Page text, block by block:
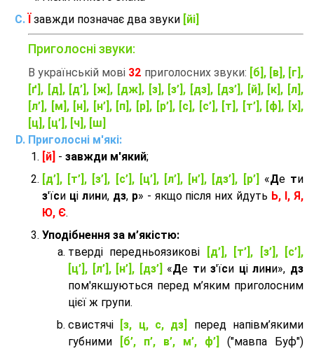
завжди позначає два звуки [йі]
Приголосні звуки:
В українській мові 32 приголосних звуки: [б], [в], [г],
[ґ], [д], [д’], [ж], [дж], [з], [з’], [дз], [дз’], [й], [к], [л],
[л’], [м], [н], [н’], [п], [р], [р’], [с], [с’], [т], [т’], [ф], [х],
[ц], [ц’], [ч], [ш]
Приголосні м'які:
[й] - завжди м'який;
[д’], [т’], [з’], [с’], [ц’], [л’], [н’], [дз’], [р’]
«Де ти
з'їси ці лини, дз, р» - якщо після них йдуть Ь, І, Я,
Ю, Є.
Уподібнення за м’якістю:
тверді передньоязикові
[д’], [т’], [з’], [с’],
[ц’], [л’], [н’], [дз’] «Де тиз'їси цілини», дз
пом'якшуються перед м’яким приголосним
цієї ж групи.
cвистячі
[з, ц, с, дз]
перед напівм’якими
губними
[б’, п’, в’, м’, ф’]
("мавпа Буф")